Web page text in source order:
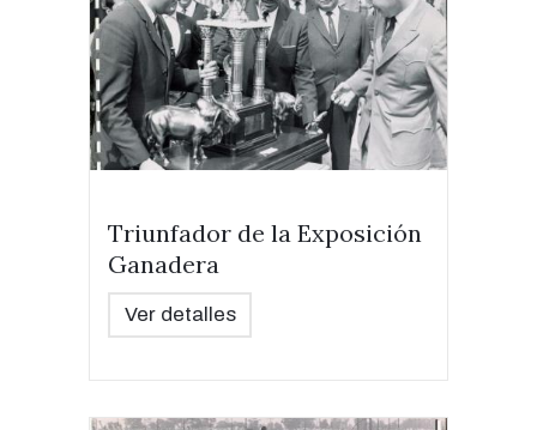
Triunfador de la Exposición
Ganadera
Ver detalles